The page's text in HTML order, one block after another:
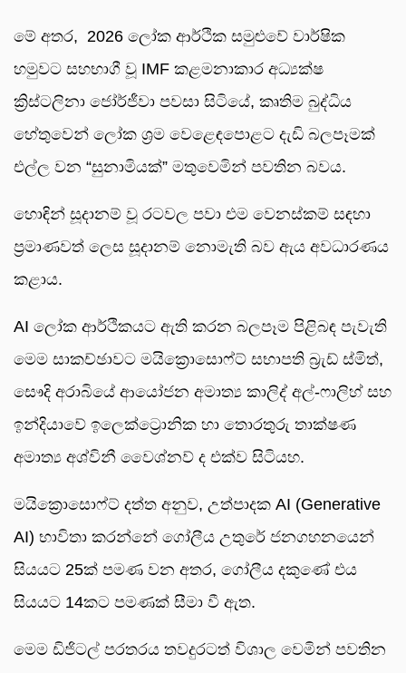
මේ අතර, 2026 ලෝක ආර්ථික සමුළුවේ වාර්ෂික
හමුවට සහභාගී වූ IMF කළමනාකාර අධ්‍යක්ෂ
ක්‍රිස්ටලිනා ජෝර්ජීවා පවසා සිටියේ, කෘතිම බුද්ධිය
හේතුවෙන් ලෝක ශ්‍රම වෙළෙඳපොළට දැඩි බලපෑමක්
එල්ල වන “සුනාමියක්” මතුවෙමින් පවතින බවය.
හොඳින් සූදානම් වූ රටවල පවා එම වෙනස්කම් සඳහා
ප්‍රමාණවත් ලෙස සූදානම් නොමැති බව ඇය අවධාරණය
කළාය.
AI ලෝක ආර්ථිකයට ඇති කරන බලපෑම පිළිබඳ පැවැති
මෙම සාකච්ඡාවට මයික්‍රොසොෆ්ට් සභාපති බ්‍රැඩ් ස්මිත්,
සෞදි අරාබියේ ආයෝජන අමාත්‍ය කාලිද් අල්-ෆාලිහ් සහ
ඉන්දියාවේ ඉලෙක්ට්‍රොනික හා තොරතුරු තාක්ෂණ
අමාත්‍ය අශ්විනී වෛශ්නව් ද එක්ව සිටියහ.
මයික්‍රොසොෆ්ට් දත්ත අනුව, උත්පාදක AI (Generative
AI) භාවිතා කරන්නේ ගෝලීය උතුරේ ජනගහනයෙන්
සියයට 25ක් පමණ වන අතර, ගෝලීය දකුණේ එය
සියයට 14කට පමණක් සීමා වී ඇත.
මෙම ඩිජිටල් පරතරය තවදුරටත් විශාල වෙමින් පවතින